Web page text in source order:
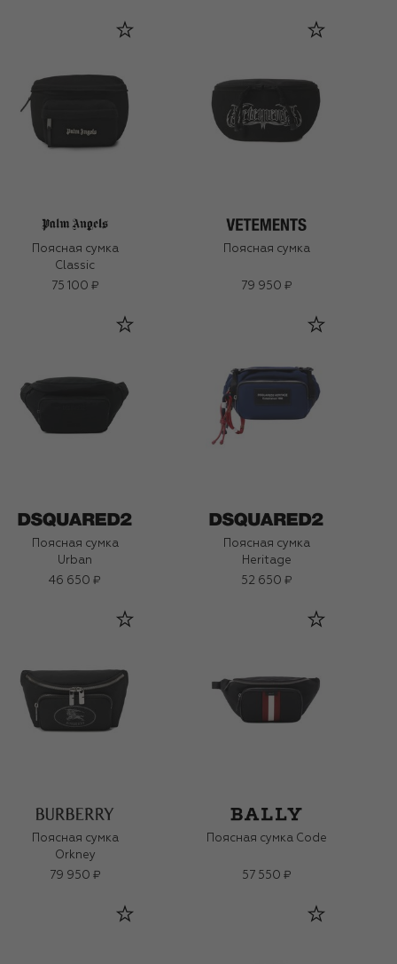
Поясная сумка
Classic
75 100 ₽
Поясная сумка
79 950 ₽
Поясная сумка
Urban
46 650 ₽
Поясная сумка
Heritage
52 650 ₽
Поясная сумка
Orkney
79 950 ₽
Поясная сумка Code
57 550 ₽